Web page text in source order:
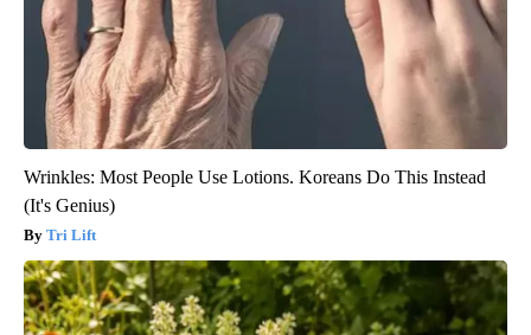
Wrinkles: Most People Use Lotions. Koreans Do This Instead
(It's Genius)
Tri Lift